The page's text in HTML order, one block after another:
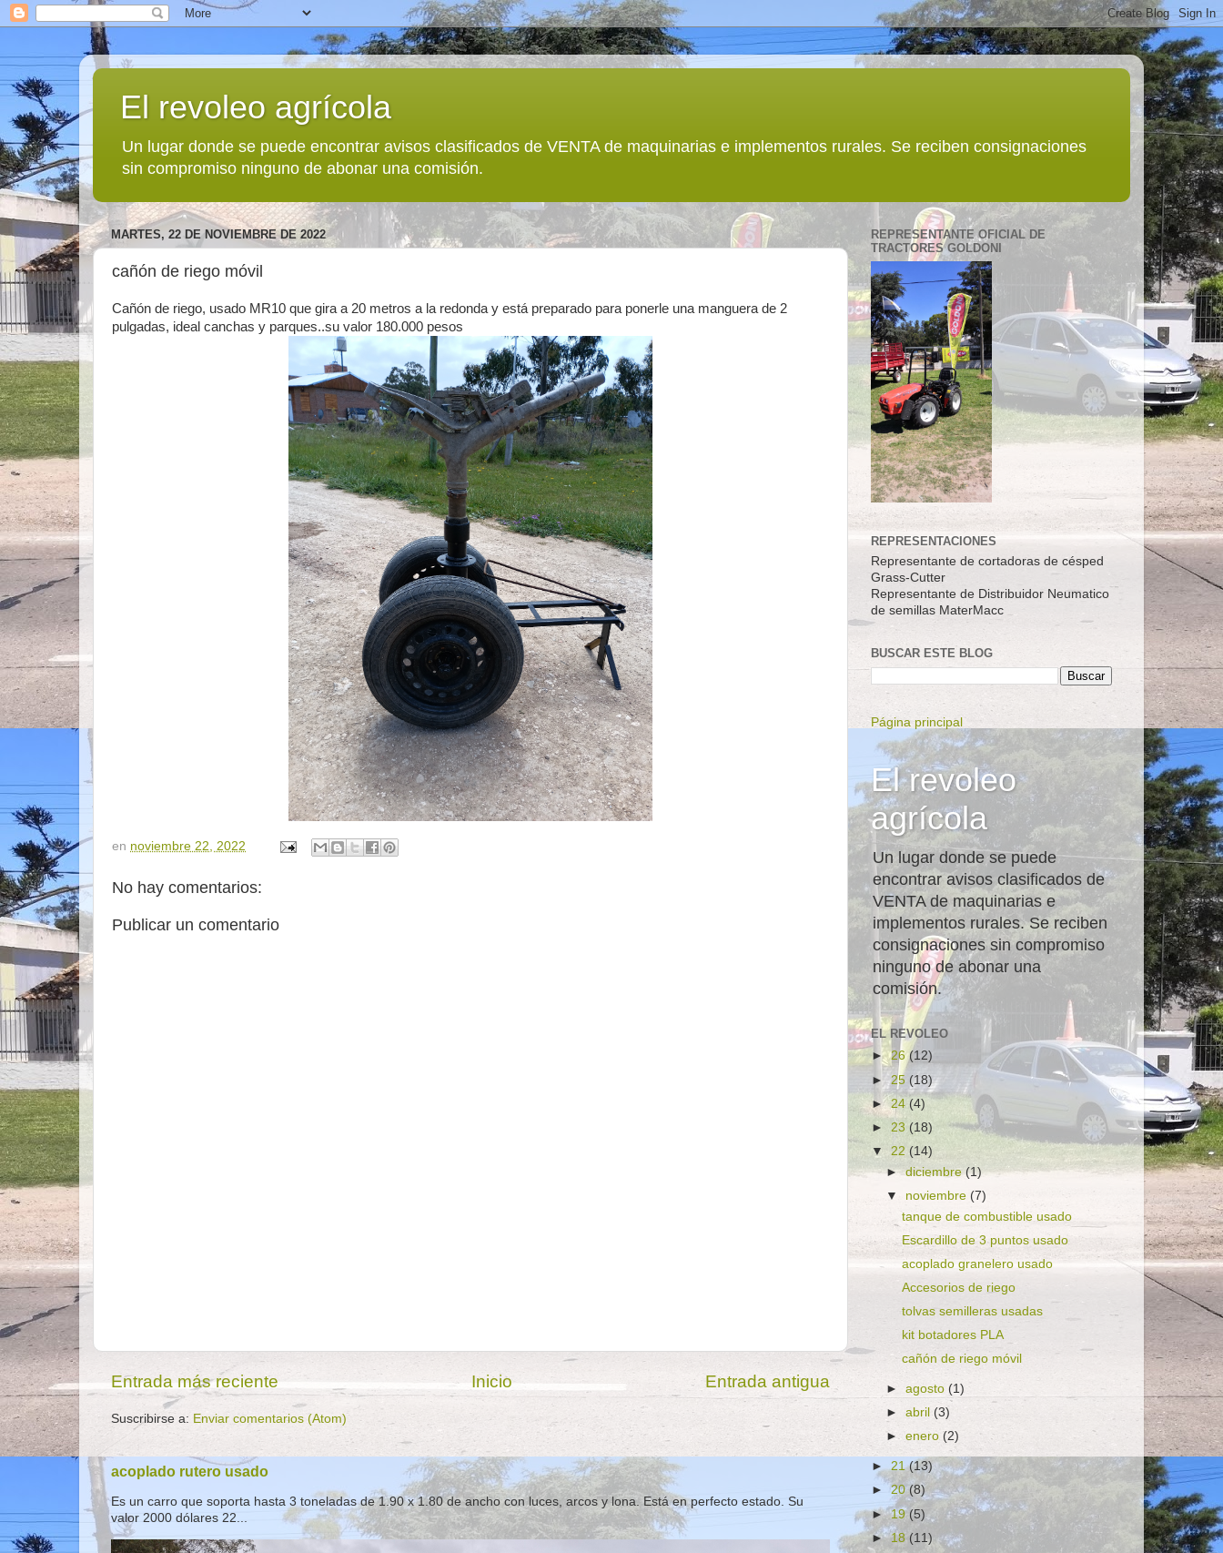
El revoleo agrícola
Un lugar donde se puede encontrar avisos clasificados de VENTA de maquinarias e implementos rurales. Se reciben consignaciones
sin compromiso ninguno de abonar una comisión.
MARTES, 22 DE NOVIEMBRE DE 2022
cañón de riego móvil
Cañón de riego, usado MR10 que gira a 20 metros a la redonda y está preparado para ponerle una manguera de 2
pulgadas, ideal canchas y parques..su valor 180.000 pesos
en noviembre 22, 2022
No hay comentarios:
Publicar un comentario
Entrada más reciente Entrada antigua
Inicio
Suscribirse a: Enviar comentarios (Atom)
acoplado rutero usado
Es un carro que soporta hasta 3 toneladas de 1.90 x 1.80 de ancho con luces, arcos y lona. Está en perfecto estado. Su
valor 2000 dólares 22...
REPRESENTANTE OFICIAL DE
TRACTORES GOLDONI
REPRESENTACIONES
Representante de cortadoras de césped
Grass-Cutter
Representante de Distribuidor Neumatico
de semillas MaterMacc
BUSCAR ESTE BLOG
Página principal
El revoleo
agrícola
Un lugar donde se puede
encontrar avisos clasificados de
VENTA de maquinarias e
implementos rurales. Se reciben
consignaciones sin compromiso
ninguno de abonar una
comisión.
EL REVOLEO
►26 (12)
► 25 (18)
► 24 (4)
► 23 (18)
▼ 22 (14)
►diciembre(1)
▼ noviembre (7)
tanque de combustible usado
Escardillo de 3 puntos usado
acoplado granelero usado
Accesorios de riego
tolvas semilleras usadas
kit botadores PLA
cañón de riego móvil
►agosto(1)
►abril(3)
►enero(2)
►21(13)
►20(8)
►19 (5)
►18(11)